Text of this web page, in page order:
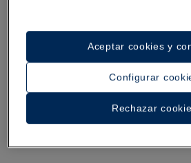
Configurar
Rechazar
Aceptar cookies y